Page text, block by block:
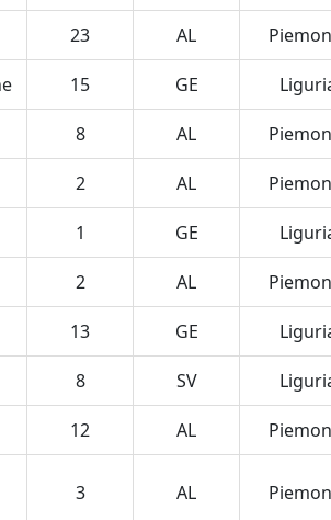
23 AL
15 GE
8 AL
2 AL
1 GE
2 AL
13 GE
8 SV
12 AL
3 AL